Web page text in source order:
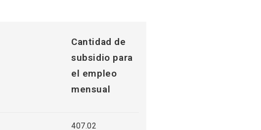
Cantidad de
subsidio para
el empleo
mensual
407.02